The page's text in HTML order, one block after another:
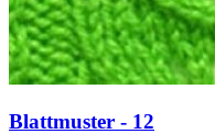
Blattmuster - 12